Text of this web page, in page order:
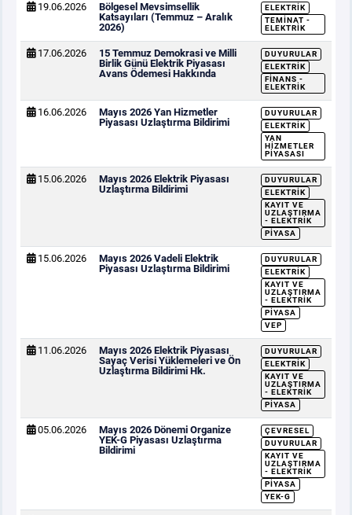
19.06.2026
Bölgesel Mevsimsellik
Katsayıları (Temmuz – Aralık
2026)
ELEKTRIK
TEMINAT -
ELEKTRIK
17.06.2026
15 Temmuz Demokrasi ve Milli
Birlik Günü Elektrik Piyasası
Avans Ödemesi Hakkında
DUYURULAR
ELEKTRIK
FINANS -
ELEKTRIK
16.06.2026
Mayıs 2026 Yan Hizmetler
Piyasası Uzlaştırma Bildirimi
DUYURULAR
ELEKTRIK
YAN
HIZMETLER
PIYASASI
15.06.2026
Mayıs 2026 Elektrik Piyasası
Uzlaştırma Bildirimi
DUYURULAR
ELEKTRIK
KAYIT VE
UZLAŞTIRMA
- ELEKTRIK
PIYASA
15.06.2026
Mayıs 2026 Vadeli Elektrik
Piyasası Uzlaştırma Bildirimi
DUYURULAR
ELEKTRIK
KAYIT VE
UZLAŞTIRMA
- ELEKTRIK
PIYASA
VEP
11.06.2026
Mayıs 2026 Elektrik Piyasası
Sayaç Verisi Yüklemeleri ve Ön
Uzlaştırma Bildirimi Hk.
DUYURULAR
ELEKTRIK
KAYIT VE
UZLAŞTIRMA
- ELEKTRIK
PIYASA
05.06.2026
Mayıs 2026 Dönemi Organize
YEK-G Piyasası Uzlaştırma
Bildirimi
ÇEVRESEL
DUYURULAR
KAYIT VE
UZLAŞTIRMA
- ELEKTRIK
PIYASA
YEK-G